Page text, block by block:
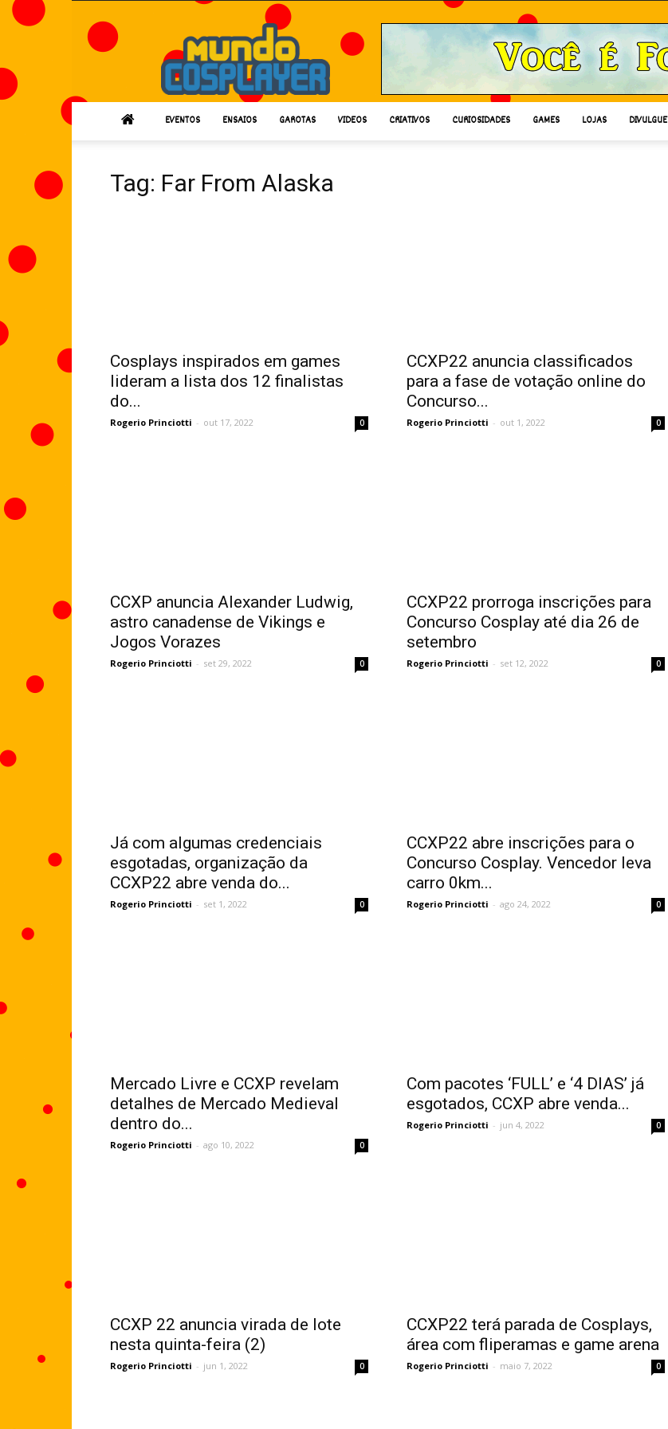
Cosplayer
EVENTOS ENSAIOS GAROTAS VIDEOS CRIATIVOS CURIOSIDADES GAMES LOJAS DIVULGUE
Tag: Far From Alaska
Cosplays inspirados em games
lideram a lista dos 12 finalistas
do...
Rogerio Princiotti - out 17, 2022 0
CCXP22 anuncia classificados
para a fase de votação online do
Concurso...
Rogerio Princiotti - out 1, 2022 0
CCXP anuncia Alexander Ludwig,
astro canadense de Vikings e
Jogos Vorazes
Rogerio Princiotti - set 29, 2022 0
CCXP22 prorroga inscrições para
Concurso Cosplay até dia 26 de
setembro
Rogerio Princiotti - set 12, 2022 0
Já com algumas credenciais
esgotadas, organização da
CCXP22 abre venda do...
Rogerio Princiotti - set 1, 2022 0
CCXP22 abre inscrições para o
Concurso Cosplay. Vencedor leva
carro 0km...
Rogerio Princiotti - ago 24, 2022 0
Mercado Livre e CCXP revelam
detalhes de Mercado Medieval
dentro do...
Rogerio Princiotti - ago 10, 2022 0
Com pacotes ‘FULL’ e ‘4 DIAS’ já
esgotados, CCXP abre venda...
Rogerio Princiotti - jun 4, 2022 0
CCXP 22 anuncia virada de lote
nesta quinta-feira (2)
Rogerio Princiotti - jun 1, 2022 0
CCXP22 terá parada de Cosplays,
área com fliperamas e game arena
Rogerio Princiotti - maio 7, 2022 0